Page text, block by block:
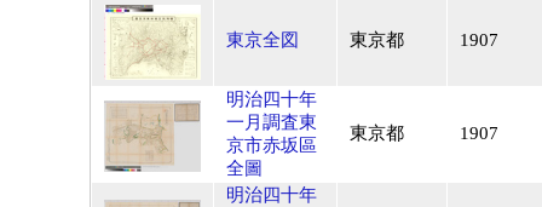
東京全図 東京都 1907
明治四十年
一月調査東
京市赤坂區
全圖
東京都 1907
明治四十年